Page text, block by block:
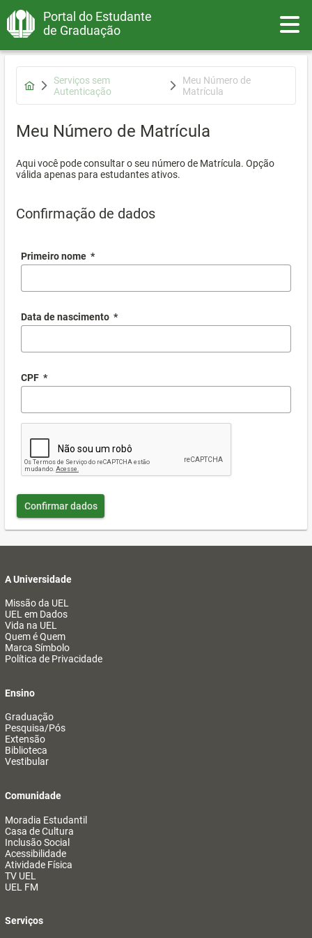
Portal do Estudante
de Graduação
Serviços sem
Autenticação
Meu Número de
Matrícula
Meu Número de Matrícula
Aqui você pode consultar o seu número de Matrícula. Opção
válida apenas para estudantes ativos.
Confirmação de dados
Primeiro nome *
Data de nascimento *
CPF *
Confirmar dados
A Universidade
Missão da UEL
UEL em Dados
Vida na UEL
Quem é Quem
Marca Símbolo
Política de Privacidade
Ensino
Graduação
Pesquisa/Pós
Extensão
Biblioteca
Vestibular
Comunidade
Moradia Estudantil
Casa de Cultura
Inclusão Social
Acessibilidade
Atividade Física
TV UEL
UEL FM
Serviços